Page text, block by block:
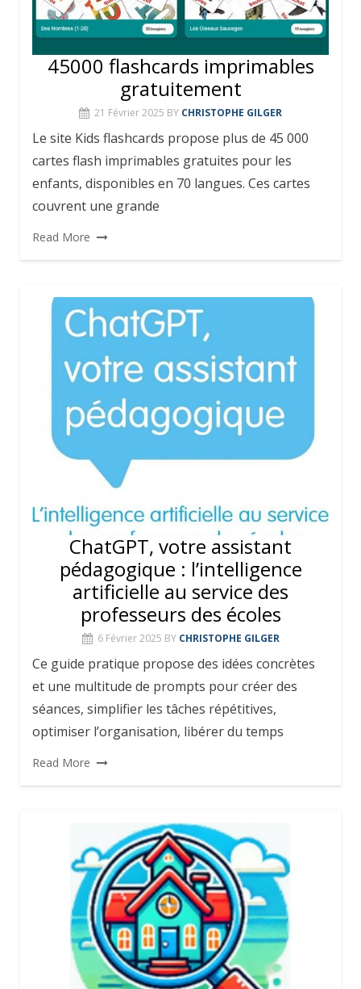
45000 flashcards imprimables
gratuitement
21 Février 2025 BY CHRISTOPHE GILGER
Le site Kids flashcards propose plus de 45 000
cartes flash imprimables gratuites pour les
enfants, disponibles en 70 langues. Ces cartes
couvrent une grande
Read More
ChatGPT, votre assistant
pédagogique : l’intelligence
artificielle au service des
professeurs des écoles
6 Février 2025 BY CHRISTOPHE GILGER
Ce guide pratique propose des idées concrètes
et une multitude de prompts pour créer des
séances, simplifier les tâches répétitives,
optimiser l’organisation, libérer du temps
Read More